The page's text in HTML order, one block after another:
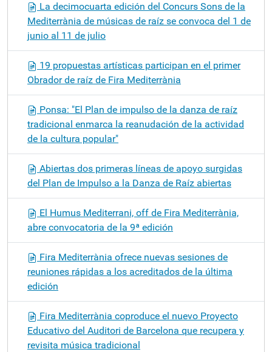
La decimocuarta edición del Concurs Sons de la
Mediterrània de músicas de raíz se convoca del 1 de
junio al 11 de julio
19 propuestas artísticas participan en el primer
Obrador de raíz de Fira Mediterrània
Ponsa: "El Plan de impulso de la danza de raíz
tradicional enmarca la reanudación de la actividad
de la cultura popular"
Abiertas dos primeras líneas de apoyo surgidas
del Plan de Impulso a la Danza de Raíz abiertas
El Humus Mediterrani, off de Fira Mediterrània,
abre convocatoria de la 9ª edición
Fira Mediterrània ofrece nuevas sesiones de
reuniones rápidas a los acreditados de la última
edición
Fira Mediterrània coproduce el nuevo Proyecto
Educativo del Auditori de Barcelona que recupera y
revisita música tradicional